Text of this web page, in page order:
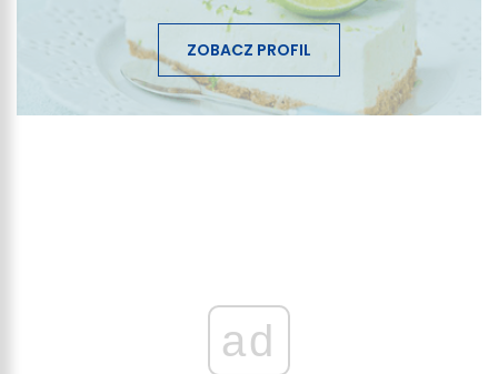
ZOBACZ PROFIL
ad